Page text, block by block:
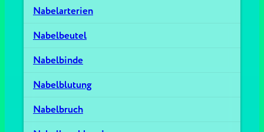
Nabelarterien
Nabelbeutel
Nabelbinde
Nabelblutung
Nabelbruch